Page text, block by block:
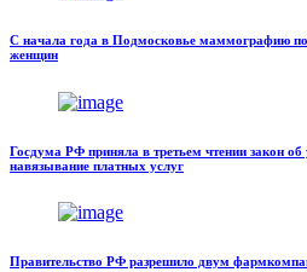
С начала года в Подмосковье маммографию
женщин
Госдума РФ приняла в третьем чтении закон
навязывание платных услуг
Правительство РФ разрешило двум